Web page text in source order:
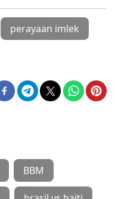
perayaan imlek
BBM